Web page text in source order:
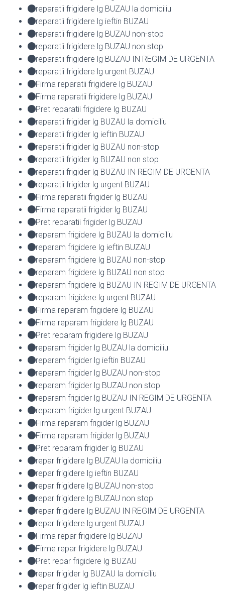
reparatii frigidere lg BUZAU la domiciliu
reparatii frigidere lg ieftin BUZAU
reparatii frigidere lg BUZAU non-stop
reparatii frigidere lg BUZAU non stop
reparatii frigidere lg BUZAU IN REGIM DE URGENTA
reparatii frigidere lg urgent BUZAU
Firma reparatii frigidere lg BUZAU
Firme reparatii frigidere lg BUZAU
Pret reparatii frigidere lg BUZAU
reparatii frigider lg BUZAU la domiciliu
reparatii frigider lg ieftin BUZAU
reparatii frigider lg BUZAU non-stop
reparatii frigider lg BUZAU non stop
reparatii frigider lg BUZAU IN REGIM DE URGENTA
reparatii frigider lg urgent BUZAU
Firma reparatii frigider lg BUZAU
Firme reparatii frigider lg BUZAU
Pret reparatii frigider lg BUZAU
reparam frigidere lg BUZAU la domiciliu
reparam frigidere lg ieftin BUZAU
reparam frigidere lg BUZAU non-stop
reparam frigidere lg BUZAU non stop
reparam frigidere lg BUZAU IN REGIM DE URGENTA
reparam frigidere lg urgent BUZAU
Firma reparam frigidere lg BUZAU
Firme reparam frigidere lg BUZAU
Pret reparam frigidere lg BUZAU
reparam frigider lg BUZAU la domiciliu
reparam frigider lg ieftin BUZAU
reparam frigider lg BUZAU non-stop
reparam frigider lg BUZAU non stop
reparam frigider lg BUZAU IN REGIM DE URGENTA
reparam frigider lg urgent BUZAU
Firma reparam frigider lg BUZAU
Firme reparam frigider lg BUZAU
Pret reparam frigider lg BUZAU
repar frigidere lg BUZAU la domiciliu
repar frigidere lg ieftin BUZAU
repar frigidere lg BUZAU non-stop
repar frigidere lg BUZAU non stop
repar frigidere lg BUZAU IN REGIM DE URGENTA
repar frigidere lg urgent BUZAU
Firma repar frigidere lg BUZAU
Firme repar frigidere lg BUZAU
Pret repar frigidere lg BUZAU
repar frigider lg BUZAU la domiciliu
repar frigider lg ieftin BUZAU